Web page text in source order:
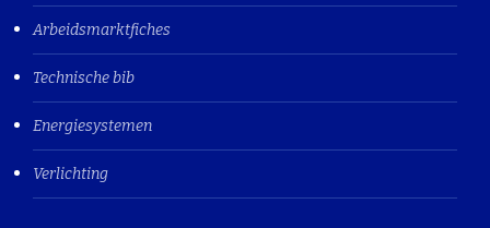
Arbeidsmarktfiches
Technische bib
Energiesystemen
Verlichting